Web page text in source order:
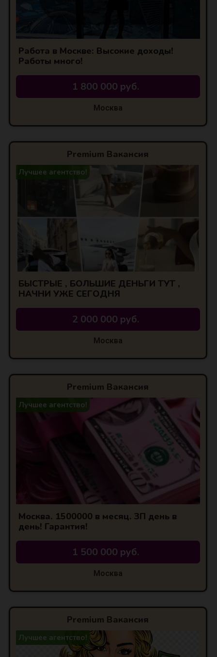
Работа в Москве: Высокие доходы!
Работы много!
1 800 000 руб.
Москва
Premium Вакансия
Лучшее агентство!
БЫСТРЫЕ , БОЛЬШИЕ ДЕНЬГИ ТУТ ,
НАЧНИ УЖЕ СЕГОДНЯ
2 000 000 руб.
Москва
Premium Вакансия
Лучшее агентство!
Москва. 1500000 в месяц. ЗП день в
день! Гарантия!
1 500 000 руб.
Москва
Premium Вакансия
Лучшее агентство!